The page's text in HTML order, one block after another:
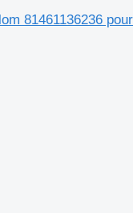
81461136236 pour